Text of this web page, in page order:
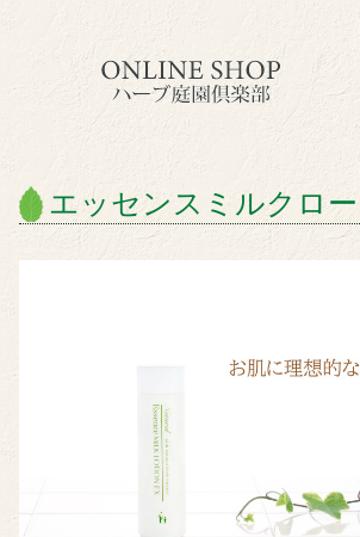
エッセンスミルクロ